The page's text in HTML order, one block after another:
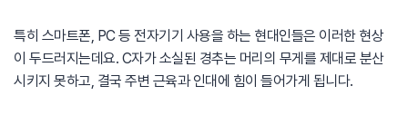
특히 스마트폰, PC 등 전자기기 사용을 하는 현대인들은 이러한 현상
이 두드러지는데요. C자가 소실된 경추는 머리의 무게를 제대로 분산
시키지 못하고, 결국 주변 근육과 인대에 힘이 들어가게 됩니다.